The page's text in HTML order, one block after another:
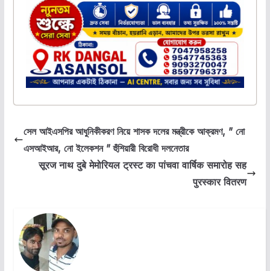
সেল আইএসপির আধুনিকীকরণ নিয়ে শাসক দলের মন্ত্রীকে আক্রমণ, ” নো
এসআইআর, নো ইলেকশন ” হুঁশিয়ারী বিরোধী দলনেতার
सूरज नाथ दुबे मेमोरियल ट्रस्ट का पांचवा वार्षिक समारोह सह
पुरस्कार वितरण